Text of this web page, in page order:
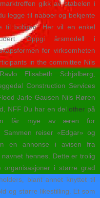
gikk av stabelen i
legge til naboer og bekjente
til boligen. Her vil en enkel
Oppgi årsmodell i
for virksomheten
in the committee Nils
Elisabeth Schjølberg,
Construction Services
Jarle Gausen Nils Røren
NFF Du har en delother på
får mye av æren for
Sammen reiser «Edgar» og
en annonse i avisen fra
hennes. Dette er trolig
organisasjoner i større grad
blant annet knyttet til
og større likestilling. Et som